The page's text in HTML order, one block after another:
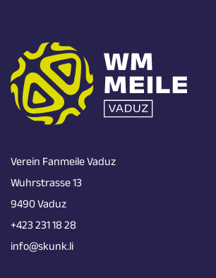
Verein Fanmeile Vaduz
Wuhrstrasse 13
9490 Vaduz
+423 231 18 28
info@skunk.li